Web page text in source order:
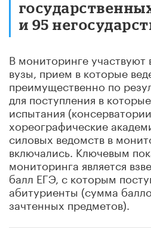
и 95
В мониторинге участвуют
вузы, прием в которые
преимущественно по
для поступления в
испытания
хореографические
силовых ведомств в
включались. Ключевым
мониторинга является
балл ЕГЭ, с которым
абитуриенты (сумма
зачтенных предметов).